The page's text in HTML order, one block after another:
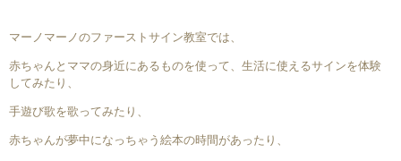
マーノマーノのファーストサイン教室では、
赤ちゃんとママの身近にあるものを使って、生活に使えるサインを体験
してみたり、
手遊び歌を歌ってみたり、
赤ちゃんが夢中になっちゃう絵本の時間があったり、